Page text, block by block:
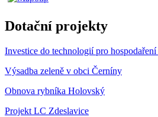
Dotační projekty
Investice do technologií pro
Výsadba zeleně v obci Černíny
Obnova rybníka Holovský
Projekt LC Zdeslavice